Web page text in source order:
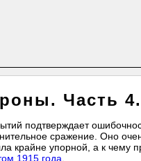
Часть 4.
подтверждает
сражение. Оно
крайне упорной, а к чему
1915 года